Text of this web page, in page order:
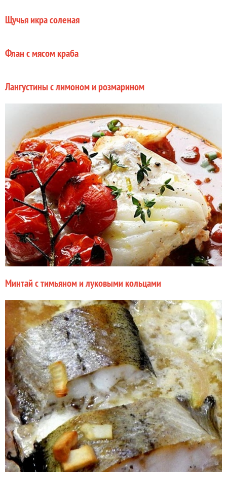
Щучья икра соленая
Флан с мясом краба
Лангустины с лимоном и розмарином
Минтай с тимьяном и луковыми кольцами